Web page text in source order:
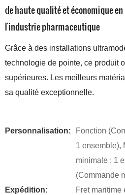
de haute qualité et économique
l'industrie pharmaceutique
Grâce à des installations
technologie de pointe, ce produit
supérieures. Les meilleurs
sa qualité exceptionnelle.
Personnalisation:
Fonction
1 ensemble),
minimale : 1
(Commande
Expédition:
Fret maritime